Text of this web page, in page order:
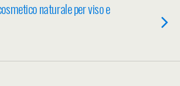
naturale per viso e